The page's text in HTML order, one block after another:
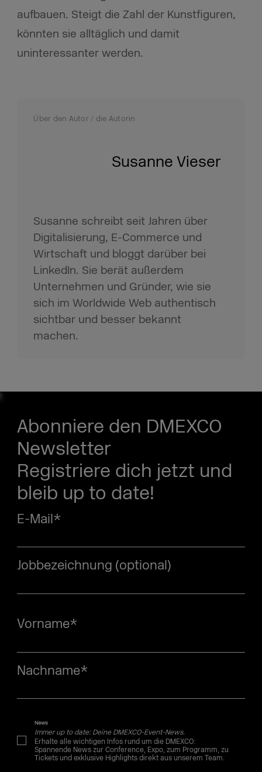
aufbauen. Steigt die Zahl der Kunstfiguren,
könnten sie alltäglich und damit
uninteressanter werden.
Über den Autor / die Autorin
Susanne Vieser
Susanne schreibt seit Jahren über
Digitalisierung, E-Commerce und
Wirtschaft und bloggt darüber bei
LinkedIn. Sie berät außerdem
Unternehmen und Gründer, wie sie
sich im Worldwide Web authentisch
sichtbar und besser bekannt
machen.
Abonniere den DMEXCO
Newsletter
Registriere dich jetzt und
bleib up to date!
E-Mail*
Jobbezeichnung (optional)
Vorname*
Nachname*
News
Immer up to date: Deine DMEXCO-Event-News.
Erhalte alle wichtigen Infos rund um die DMEXCO:
Spannende News zur Conference, Expo, zum Programm, zu
Tickets und exklusive Highlights direkt aus unserem Team.